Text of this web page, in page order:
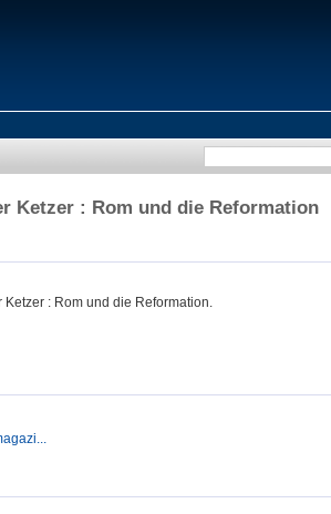
Ketzer : Rom und die Reformation
: Rom und die Reformation.